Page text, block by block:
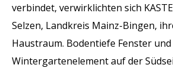
verbindet, verwirklichten sich
Selzen, Landkreis Mainz-Bingen,
Haustraum. Bodentiefe Fenster
Wintergartenelement auf der